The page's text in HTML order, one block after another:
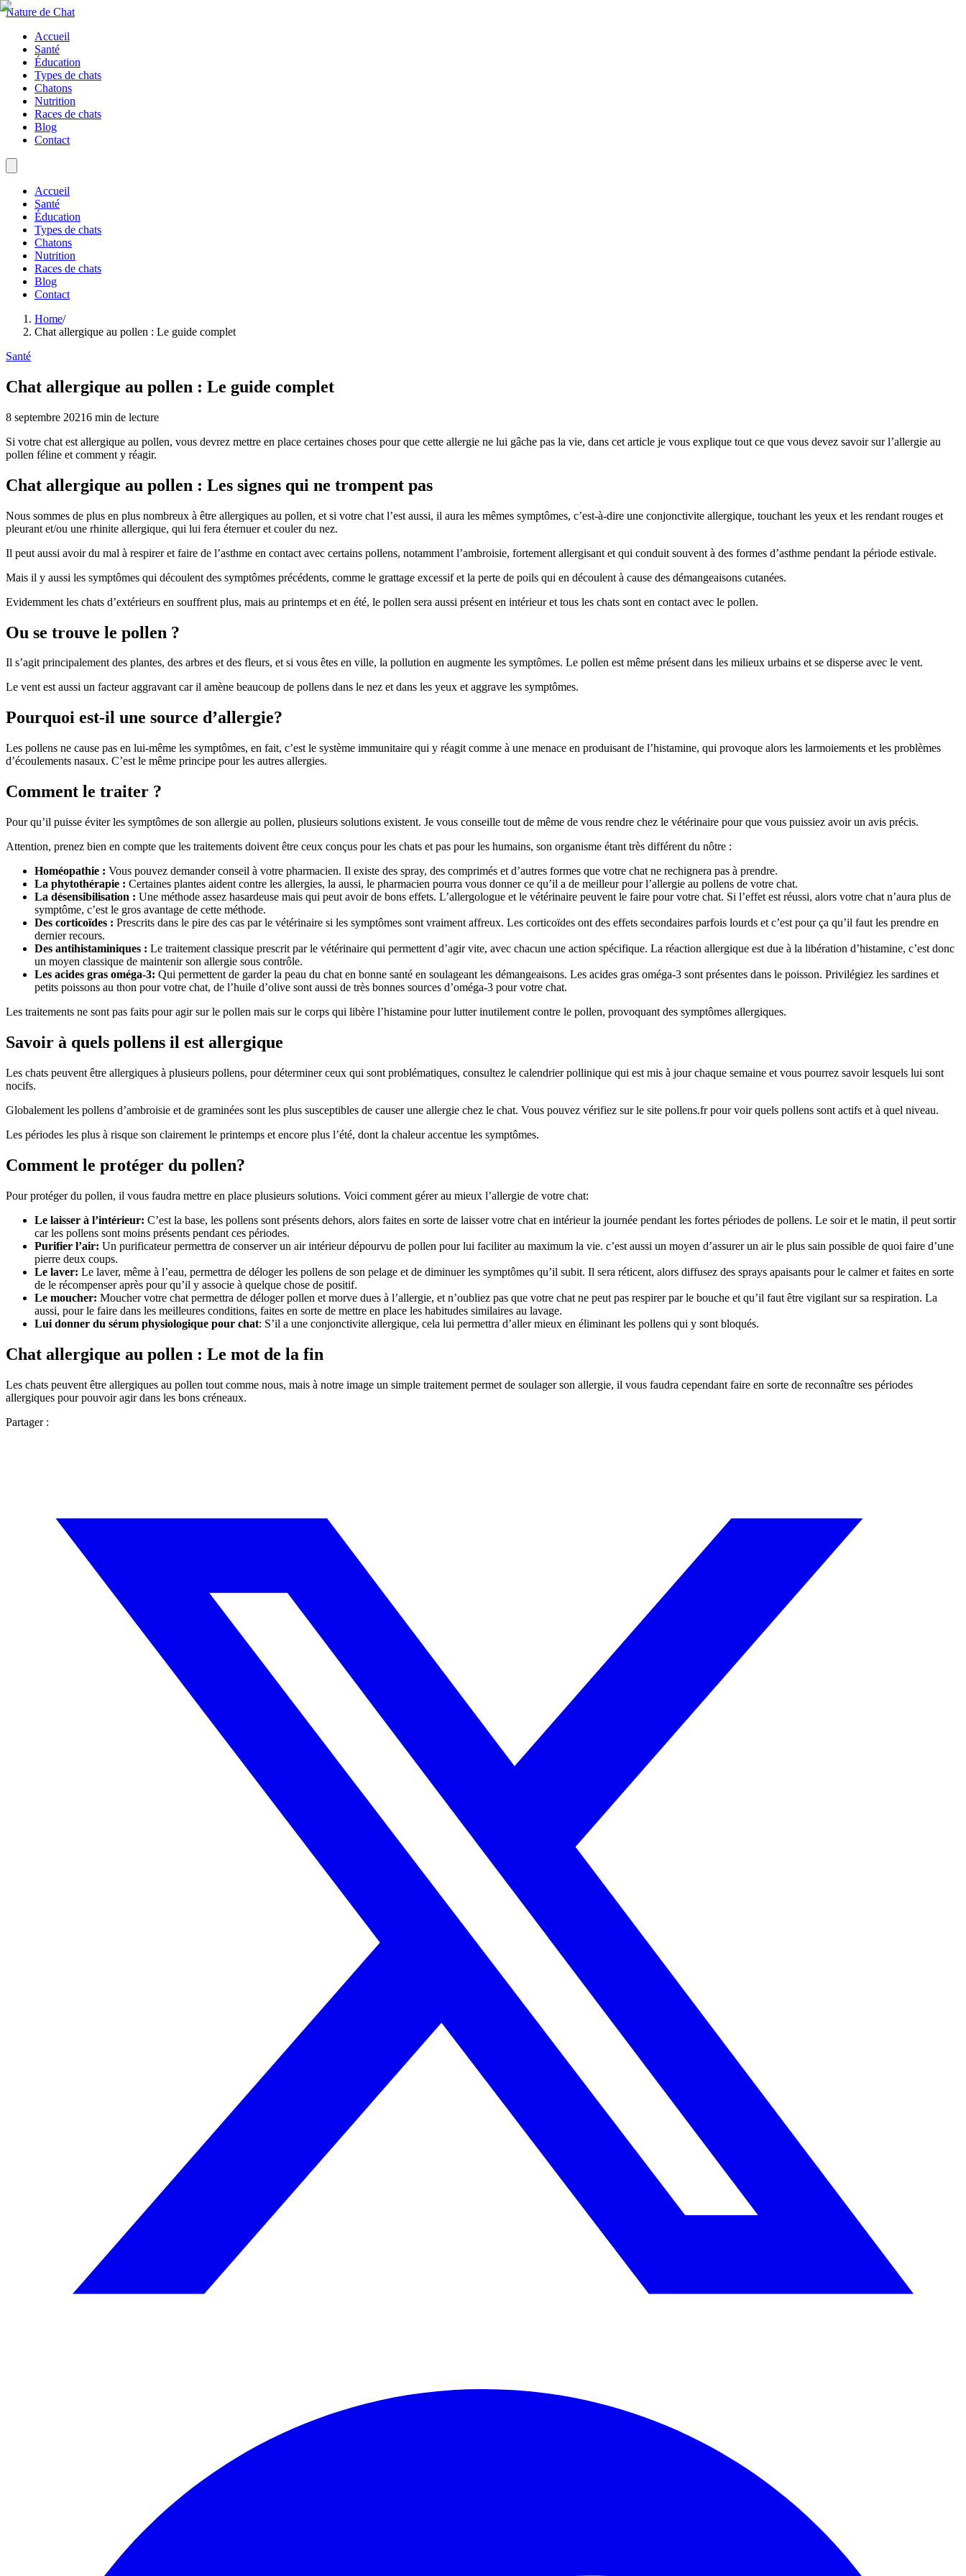
Nature de Chat
Accueil
Santé
Éducation
Types de chats
Chatons
Nutrition
Races de chats
Blog
Contact
Accueil
Santé
Éducation
Types de chats
Chatons
Nutrition
Races de chats
Blog
Contact
Home/
Chat allergique au pollen : Le guide complet
Santé
Chat allergique au pollen : Le guide complet
8 septembre 20216 min de lecture
Si votre chat est allergique au pollen, vous devrez mettre en place certaines choses pour que cette allergie ne lui gâche pas la vie, dans cet article je vous explique tout ce que vous devez savoir sur l’allergie au
pollen féline et comment y réagir.
Chat allergique au pollen : Les signes qui ne trompent pas
Nous sommes de plus en plus nombreux à être allergiques au pollen, et si votre chat l’est aussi, il aura les mêmes symptômes, c’est-à-dire une conjonctivite allergique, touchant les yeux et les rendant rouges et
pleurant et/ou une rhinite allergique, qui lui fera éternuer et couler du nez.
Il peut aussi avoir du mal à respirer et faire de l’asthme en contact avec certains pollens, notamment l’ambroisie, fortement allergisant et qui conduit souvent à des formes d’asthme pendant la période estivale.
Mais il y aussi les symptômes qui découlent des symptômes précédents, comme le grattage excessif et la perte de poils qui en découlent à cause des démangeaisons cutanées.
Evidemment les chats d’extérieurs en souffrent plus, mais au printemps et en été, le pollen sera aussi présent en intérieur et tous les chats sont en contact avec le pollen.
Ou se trouve le pollen ?
Il s’agit principalement des plantes, des arbres et des fleurs, et si vous êtes en ville, la pollution en augmente les symptômes. Le pollen est même présent dans les milieux urbains et se disperse avec le vent.
Le vent est aussi un facteur aggravant car il amène beaucoup de pollens dans le nez et dans les yeux et aggrave les symptômes.
Pourquoi est-il une source d’allergie?
Les pollens ne cause pas en lui-même les symptômes, en fait, c’est le système immunitaire qui y réagit comme à une menace en produisant de l’histamine, qui provoque alors les larmoiements et les problèmes
d’écoulements nasaux. C’est le même principe pour les autres allergies.
Comment le traiter ?
Pour qu’il puisse éviter les symptômes de son allergie au pollen, plusieurs solutions existent. Je vous conseille tout de même de vous rendre chez le vétérinaire pour que vous puissiez avoir un avis précis.
Attention, prenez bien en compte que les traitements doivent être ceux conçus pour les chats et pas pour les humains, son organisme étant très différent du nôtre :
Homéopathie : Vous pouvez demander conseil à votre pharmacien. Il existe des spray, des comprimés et d’autres formes que votre chat ne rechignera pas à prendre.
La phytothérapie : Certaines plantes aident contre les allergies, la aussi, le pharmacien pourra vous donner ce qu’il a de meilleur pour l’allergie au pollens de votre chat.
La désensibilisation : Une méthode assez hasardeuse mais qui peut avoir de bons effets. L’allergologue et le vétérinaire peuvent le faire pour votre chat. Si l’effet est réussi, alors votre chat n’aura plus de
symptôme, c’est le gros avantage de cette méthode.
Des corticoïdes : Prescrits dans le pire des cas par le vétérinaire si les symptômes sont vraiment affreux. Les corticoïdes ont des effets secondaires parfois lourds et c’est pour ça qu’il faut les prendre en
dernier recours.
Des antihistaminiques : Le traitement classique prescrit par le vétérinaire qui permettent d’agir vite, avec chacun une action spécifique. La réaction allergique est due à la libération d’histamine, c’est donc
un moyen classique de maintenir son allergie sous contrôle.
Les acides gras oméga-3: Qui permettent de garder la peau du chat en bonne santé en soulageant les démangeaisons. Les acides gras oméga-3 sont présentes dans le poisson. Privilégiez les sardines et
petits poissons au thon pour votre chat, de l’huile d’olive sont aussi de très bonnes sources d’oméga-3 pour votre chat.
Les traitements ne sont pas faits pour agir sur le pollen mais sur le corps qui libère l’histamine pour lutter inutilement contre le pollen, provoquant des symptômes allergiques.
Savoir à quels pollens il est allergique
Les chats peuvent être allergiques à plusieurs pollens, pour déterminer ceux qui sont problématiques, consultez le calendrier pollinique qui est mis à jour chaque semaine et vous pourrez savoir lesquels lui sont
nocifs.
Globalement les pollens d’ambroisie et de graminées sont les plus susceptibles de causer une allergie chez le chat. Vous pouvez vérifiez sur le site pollens.fr pour voir quels pollens sont actifs et à quel niveau.
Les périodes les plus à risque son clairement le printemps et encore plus l’été, dont la chaleur accentue les symptômes.
Comment le protéger du pollen?
Pour protéger du pollen, il vous faudra mettre en place plusieurs solutions. Voici comment gérer au mieux l’allergie de votre chat:
Le laisser à l’intérieur: C’est la base, les pollens sont présents dehors, alors faites en sorte de laisser votre chat en intérieur la journée pendant les fortes périodes de pollens. Le soir et le matin, il peut sortir
car les pollens sont moins présents pendant ces périodes.
Purifier l’air: Un purificateur permettra de conserver un air intérieur dépourvu de pollen pour lui faciliter au maximum la vie. c’est aussi un moyen d’assurer un air le plus sain possible de quoi faire d’une
pierre deux coups.
Le laver: Le laver, même à l’eau, permettra de déloger les pollens de son pelage et de diminuer les symptômes qu’il subit. Il sera réticent, alors diffusez des sprays apaisants pour le calmer et faites en sorte
de le récompenser après pour qu’il y associe à quelque chose de positif.
Le moucher: Moucher votre chat permettra de déloger pollen et morve dues à l’allergie, et n’oubliez pas que votre chat ne peut pas respirer par le bouche et qu’il faut être vigilant sur sa respiration. La
aussi, pour le faire dans les meilleures conditions, faites en sorte de mettre en place les habitudes similaires au lavage.
Lui donner du sérum physiologique pour chat: S’il a une conjonctivite allergique, cela lui permettra d’aller mieux en éliminant les pollens qui y sont bloqués.
Chat allergique au pollen : Le mot de la fin
Les chats peuvent être allergiques au pollen tout comme nous, mais à notre image un simple traitement permet de soulager son allergie, il vous faudra cependant faire en sorte de reconnaître ses périodes
allergiques pour pouvoir agir dans les bons créneaux.
Partager :